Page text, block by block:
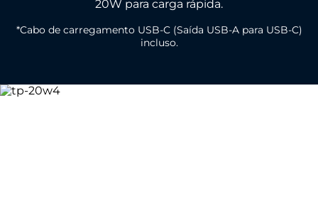
20W para carga rápida.
*Cabo de carregamento USB-C (Saída USB-A para USB-C)
incluso.